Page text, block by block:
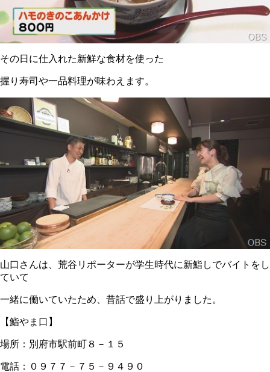
その日に仕入れた新鮮な食材を使った
握り寿司や一品料理が味わえます。
山口さんは、荒谷リポーターが学生時代に新鮨しでバイトをし
ていて
一緒に働いていたため、昔話で盛り上がりました。
【鮨やま口】
場所：別府市駅前町８－１５
電話：０９７７－７５－９４９０